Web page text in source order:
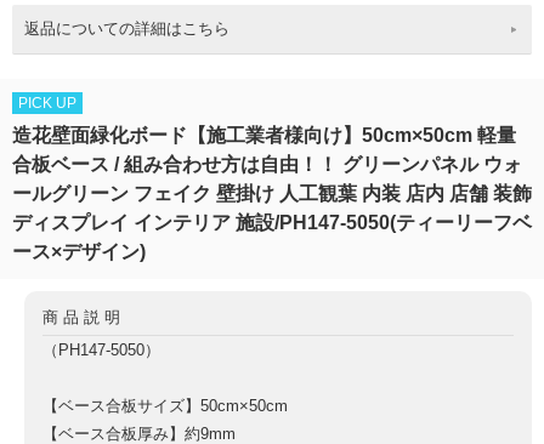
返品についての詳細はこちら
PICK UP
造花壁面緑化ボード【施工業者様向け】50cm×50cm 軽量
合板ベース / 組み合わせ方は自由！！ グリーンパネル ウォ
ールグリーン フェイク 壁掛け 人工観葉 内装 店内 店舗 装飾
ディスプレイ インテリア 施設/PH147-5050(ティーリーフベ
ース×デザイン)
商品説明
（PH147-5050）
【ベース合板サイズ】50cm×50cm
【ベース合板厚み】約9mm